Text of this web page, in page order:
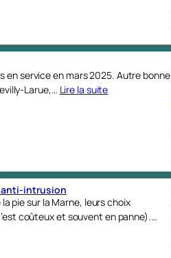
en service en mars 2025. Autre bonne
Larue,… Lire la suite
anti-intrusion
pie sur la Marne, leurs choix
coûteux et souvent en panne).…